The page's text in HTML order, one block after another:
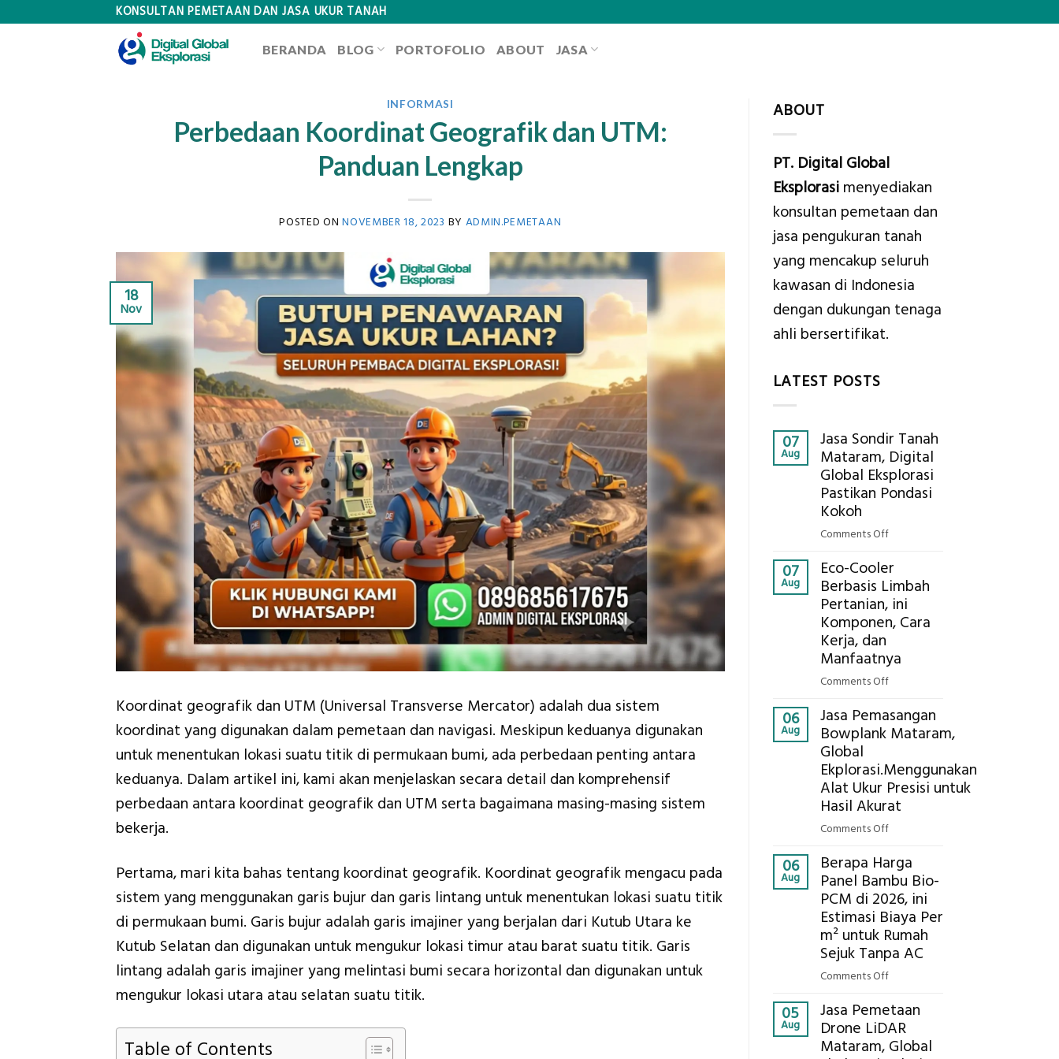
KONSULTAN PEMETAAN DAN JASA UKUR TANAH
BERANDA BLOG PORTOFOLIO ABOUT JASA
INFORMASI
Perbedaan Koordinat Geografik dan UTM:
Panduan Lengkap
POSTED ONNOVEMBER 18, 2023 BY ADMIN.PEMETAAN
18
Nov
Koordinat geografik dan UTM (Universal Transverse Mercator) adalah dua sistem
koordinat yang digunakan dalam pemetaan dan navigasi. Meskipun keduanya digunakan
untuk menentukan lokasi suatu titik di permukaan bumi, ada perbedaan penting antara
keduanya. Dalam artikel ini, kami akan menjelaskan secara detail dan komprehensif
perbedaan antara koordinat geografik dan UTM serta bagaimana masing-masing sistem
bekerja.
Pertama, mari kita bahas tentang koordinat geografik. Koordinat geografik mengacu pada
sistem yang menggunakan garis bujur dan garis lintang untuk menentukan lokasi suatu titik
di permukaan bumi. Garis bujur adalah garis imajiner yang berjalan dari Kutub Utara ke
Kutub Selatan dan digunakan untuk mengukur lokasi timur atau barat suatu titik. Garis
lintang adalah garis imajiner yang melintasi bumi secara horizontal dan digunakan untuk
mengukur lokasi utara atau selatan suatu titik.
Table of Contents
ABOUT
PT. Digital Global
Eksplorasimenyediakan
konsultan pemetaan dan
jasa pengukuran tanah
yang mencakup seluruh
kawasan di Indonesia
dengan dukungan tenaga
ahli bersertifikat.
LATEST POSTS
07
Aug
Jasa Sondir Tanah
Mataram, Digital
Global Eksplorasi
Pastikan Pondasi
Kokoh
Comments Offon
Sondir
Tanah
Mataram,
Digital
Eksplorasi
Pastikan
07
Aug
Eco-Cooler
Berbasis Limbah
Pertanian, ini
Komponen, Cara
Kerja, dan
Manfaatnya
Comments Offon
Cooler
Berbasis
Pertanian,
ini
Komponen,
Manfaatnya
06
Aug
Jasa Pemasangan
Bowplank Mataram,
Global
Ekplorasi.Menggunakan
Alat Ukur Presisi untuk
Hasil Akurat
Comments Offon
Pemasangan
Bowplank
Mataram,
Global
Ekplorasi.Menggunakan
Alat
untuk
Hasil
Akurat
06
Aug
Berapa Harga
Panel Bambu Bio-
PCM di 2026, ini
Estimasi Biaya Per
m² untuk Rumah
Sejuk Tanpa AC
Comments Offon
Harga
Panel
Bambu
05
Aug
Jasa Pemetaan
Drone LiDAR
Mataram, Global